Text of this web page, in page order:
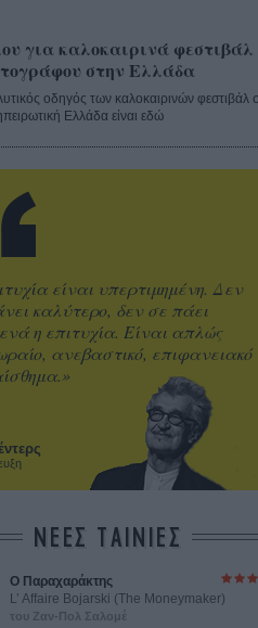
για καλοκαιρινά φεστιβάλ
στην Ελλάδα
οδηγός των καλοκαιρινών φεστιβάλ
Ελλάδα είναι εδώ
είναι υπερτιμημένη. Δεν
καλύτερο, δεν σε πάει
η επιτυχία. Είναι απλώς
ανεβαστικό, επιφανειακό
ΝΕΕΣ ΤΑΙΝΙΕΣ
Ο Παραχαράκτης
L’ Affaire Bojarski (The Moneymaker)
του Ζαν-Πολ Σαλομέ